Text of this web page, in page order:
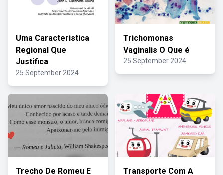
Uma Caracteristica
Regional Que
Justifica
25 September 2024
Trichomonas
Vaginalis O Que é
25 September 2024
Trecho De Romeu E Transporte Com A